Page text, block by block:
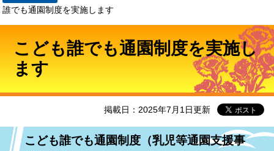
誰でも通園制度を実施します
こども誰でも通園制度を実施し
ます
掲載日：2025年7月1日更新
こども誰でも通園制度（乳児等通園支援事